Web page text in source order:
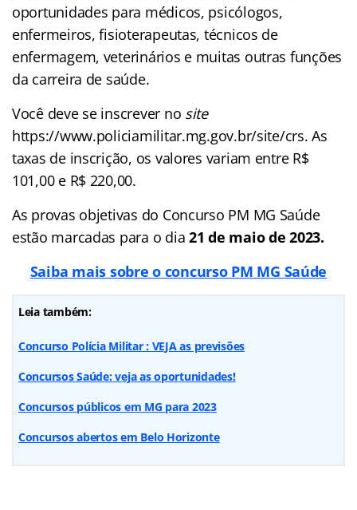
oportunidades para médicos, psicólogos,
enfermeiros, fisioterapeutas, técnicos de
enfermagem, veterinários e muitas outras funções
da carreira de saúde.
Você deve se inscrever no site
https://www.policiamilitar.mg.gov.br/site/crs. As
taxas de inscrição, os valores variam entre R$
101,00 e R$ 220,00.
As provas objetivas do Concurso PM MG Saúde
estão marcadas para o dia 21 de maio de 2023.
Saiba mais sobre o concurso PM MG Saúde
Leia também:
Concurso Polícia Militar : VEJA as previsões
Concursos Saúde: veja as oportunidades!
Concursos públicos em MG para 2023
Concursos abertos em Belo Horizonte